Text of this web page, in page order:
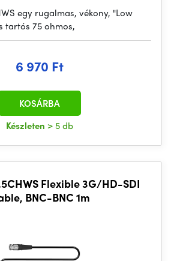
egy rugalmas, vékony, "Low
tartós 75 ohmos,
6 970 Ft
Készleten > 5 db
KOSÁRBA
Flexible 3G/HD-SDI
BNC-BNC 1m